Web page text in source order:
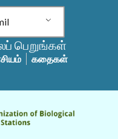
பெறுங்கள்
கதைகள்